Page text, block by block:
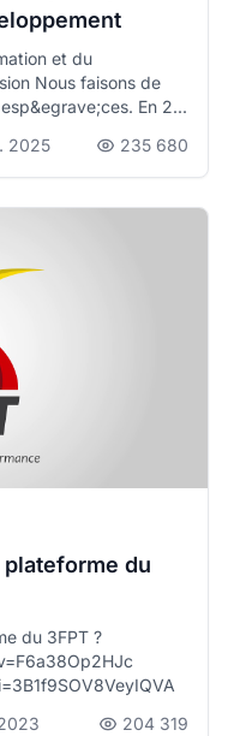
et du
Nous faisons de
En 2...
2025 235 680
du
du 3FPT ?
204 319